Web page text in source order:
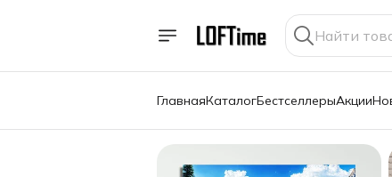
ГлавнаяКаталогБестселлерыАкции